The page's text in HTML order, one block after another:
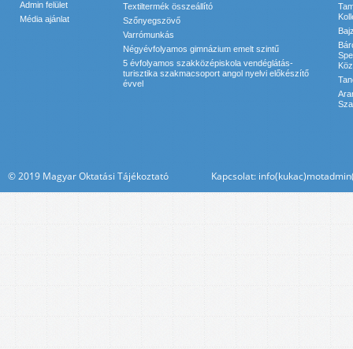
Admin felület
Média ajánlat
Textiltermék összeállító
Szőnyegszövő
Varrómunkás
Négyévfolyamos gimnázium emelt szintű
5 évfolyamos szakközépiskola vendéglátás-
turisztika szakmacsoport angol nyelvi előkészítő
évvel
© 2019 Magyar Oktatási Tájékoztató Kapcsolat: